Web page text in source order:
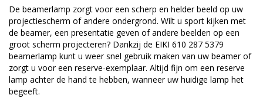
De beamerlamp zorgt voor een scherp en helder beeld op uw
projectiescherm of andere ondergrond. Wilt u sport kijken met
de beamer, een presentatie geven of andere beelden op een
groot scherm projecteren? Dankzij de EIKI 610 287 5379
beamerlamp kunt u weer snel gebruik maken van uw beamer of
zorgt u voor een reserve-exemplaar. Altijd fijn om een reserve
lamp achter de hand te hebben, wanneer uw huidige lamp het
begeeft.